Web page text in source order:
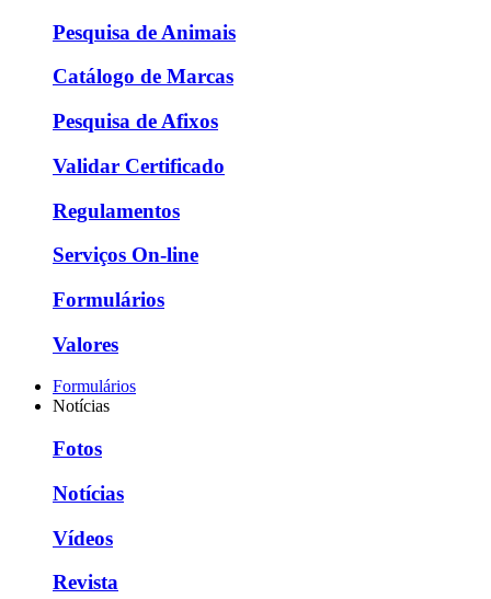
Pesquisa de Animais
Catálogo de Marcas
Pesquisa de Afixos
Validar Certificado
Regulamentos
Serviços On-line
Formulários
Valores
Formulários
Notícias
Fotos
Notícias
Vídeos
Revista